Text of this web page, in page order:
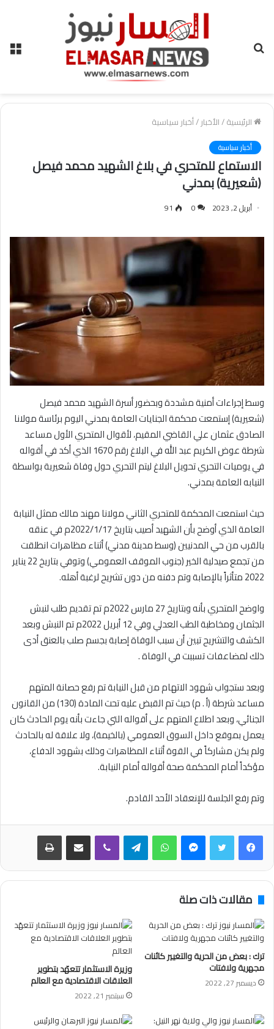
الرئيسية/الأخبار/أخبار سياسية
أخبار سياسية
الاستماع للمتحري في بلاغ الشهيد محمد فيصل
(شعيرية) بمدني
أبريل 2, 2023 0
91
وسط إجراءات أمنية مشددة وبحضور أسرة الشهيد محمد فيصل
(شعيرية) إستمعت محكمة الجنايات العامة بمدني اليوم برئاسة مولانا
الصادق عثمان علي القاضي المقيم، لأقوال المتحري الأول مساعد
شرطة عوض الكريم عبد الله في البلاغ رقم 1670 الذي أكد في أقواله
في يوميات التحري تحويل البلاغ ليتم التحري حول وفاة شعيرية بواسطة
النيابه العامة بمدني.
حيث استمعت المحكمة للمتحري الثاني مولانا مهند مالك ممثل النيابة
العامة الذي أوضح بأن الشهيد أصيب بتاريخ 2022/1/17م في عنقه
بالقرب من حي المدنيين (وسط مدينة مدني) أثناء مظاهرات انطلقت
من تجمع صيدلية الخير (جنوب الموقف العمومي) وتوفي بتاريخ 22 يناير
2022 متأثراً بالإصابة وتم دفنه من دون تشريح لرغبة أهله.
واوضح المتحري بأنه وبتاريخ 27 مارس 2022م تم تقديم طلب لنبش
الجثمان ومخاطبة الطب العدلي وفي 12 أبريل 2022م تم النبش وبعد
الكشف والتشريح تبين أن سبب الوفاة إصابة بجسم صلب بالعنق أدى
ذلك لمضاعفات تسببت في الوفاة .
وبعد ستجواب شهود الاتهام من قبل النيابة تم رفع حصانة المتهم
مساعد شرطة (أ . م) حيث تم القبض عليه تحت المادة (130) من القانون
الجنائي، وبعد اطلاع المتهم على أقواله التي جاءت بأنه يوم الحادث كان
يعمل بموقع داخل السوق العمومي (بالخيمة)، ولا علاقة له بالحادث
ولم يكن مشاركاً في القوة أثناء المظاهرات وذلك بشهود الدفاع،
مؤكداً أمام المحكمة صحة أقواله أمام النيابة.
وتم رفع الجلسة للإنعقاد الأحد القادم.
فيسبوكتويتر ماسنجر واتساب تيلقرام ڤايبر مشاركة عبر البريد طباعة
مقالات ذات صلة
ترك : بعض من الحرية والتغيير كائنات
مجهرية ولافتات
ديسمبر 27, 2022
وزيرة الاستثمار تتعهّد بتطوير
العلاقات الاقتصادية مع العالم
سبتمبر 21, 2022